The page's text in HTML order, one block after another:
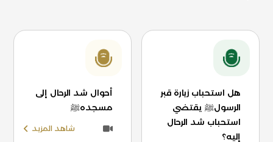
هل استحباب زيارة قبر
الرسولﷺ يقتضي
استحباب شد الرحال
إليه؟
أحوال شد الرحال إلى
مسجدهﷺ
شاهد المزيد